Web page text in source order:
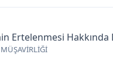
Ertelenmesi Hakkında